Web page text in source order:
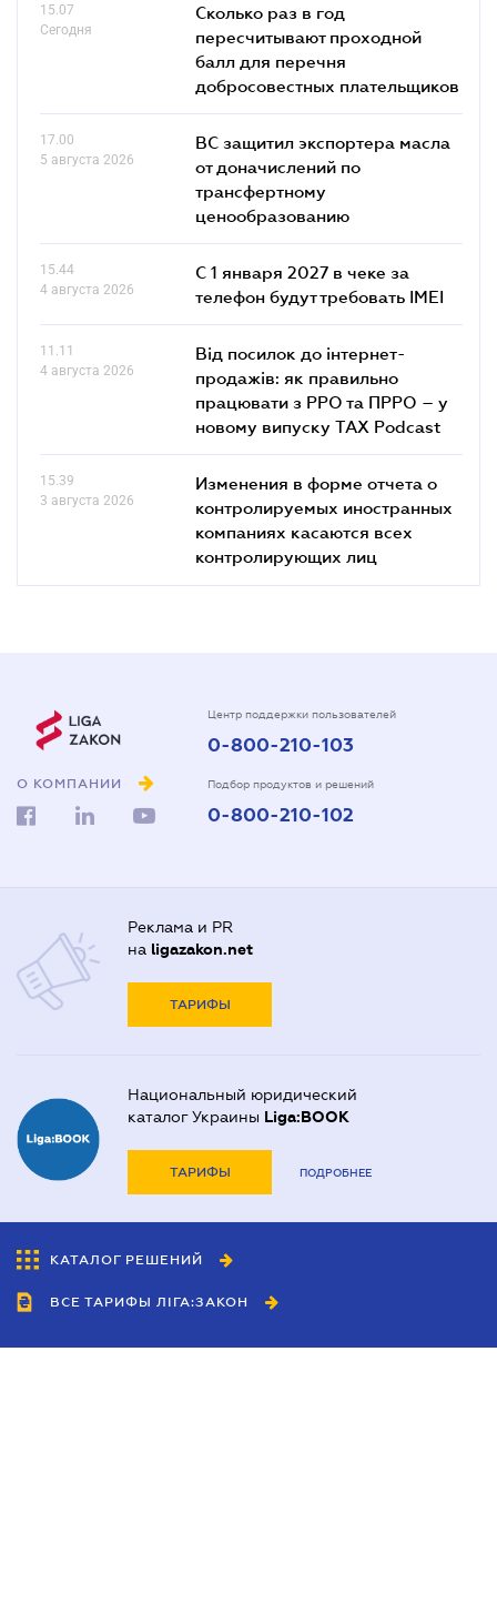
15.07
Сегодня
Сколько раз в год
пересчитывают проходной
балл для перечня
добросовестных плательщиков
17.00
5 августа 2026
ВС защитил экспортера масла
от доначислений по
трансфертному
ценообразованию
15.44
4 августа 2026
С 1 января 2027 в чеке за
телефон будут требовать IMEI
11.11
4 августа 2026
Від посилок до інтернет-
продажів: як правильно
працювати з РРО та ПРРО – у
новому випуску TAX Podcast
15.39
3 августа 2026
Изменения в форме отчета о
контролируемых иностранных
компаниях касаются всех
контролирующих лиц
О КОМПАНИИ
Центр поддержки пользователей
0-800-210-103
Подбор продуктов и решений
0-800-210-102
Реклама и PR
на ligazakon.net
ТАРИФЫ
Национальный юридический
каталог Украины Liga:BOOK
ТАРИФЫ ПОДРОБНЕЕ
КАТАЛОГ РЕШЕНИЙ
ВСЕ ТАРИФЫ ЛІГА:ЗАКОН